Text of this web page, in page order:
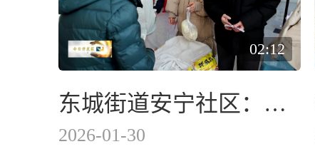
02:12
东城街道安宁社区：年货大集进社区 便民服务全配齐
2026-01-30